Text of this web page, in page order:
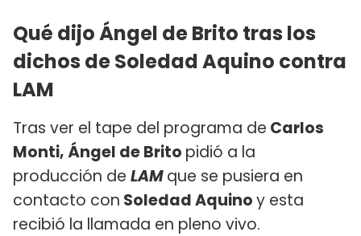
Qué dijo Ángel de Brito tras los
dichos de Soledad Aquino contra
LAM
Tras ver el tape del programa de Carlos
Monti, Ángel de Brito pidió a la
producción de LAMque se pusiera en
contacto con Soledad Aquinoy esta
recibió la llamada en pleno vivo.